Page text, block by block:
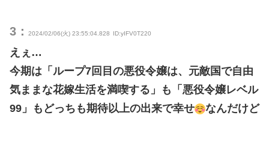
3： 2024/02/06(火) 23:55:04.828 ID:yIFV0T220
えぇ…
今期は「ループ7回目の悪役令嬢は、元敵国で自由
気ままな花嫁生活を満喫する」も「悪役令嬢レベル
99」もどっちも期待以上の出来で幸せ
なんだけど